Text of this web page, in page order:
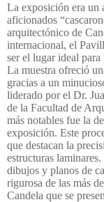
La exposición era un
aficionados
arquitectónico de
internacional, el
ser el lugar ideal
La muestra ofreció
gracias a un
liderado por el Dr.
de la Facultad de
más notables fue la
exposición. Este
que destacan la
estructuras
dibujos y planos de
rigurosa de las más
Candela que se